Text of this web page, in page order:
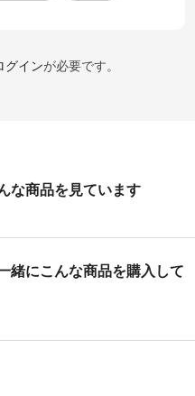
グインが必要です。
な商品を見ています
緒にこんな商品を購入して